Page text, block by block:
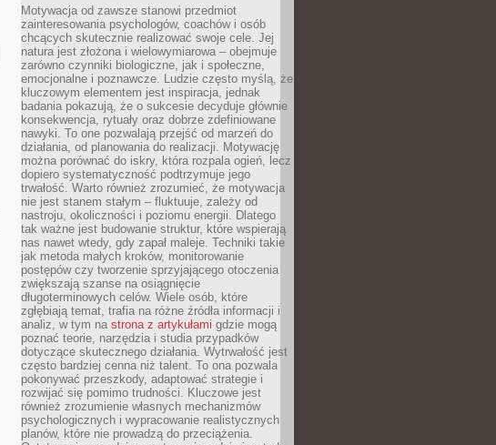
Motywacja od zawsze stanowi przedmiot
zainteresowania psychologów, coachów i osób
chcących skutecznie realizować swoje cele. Jej
natura jest złożona i wielowymiarowa – obejmuje
zarówno czynniki biologiczne, jak i społeczne,
emocjonalne i poznawcze. Ludzie często myślą, że
kluczowym elementem jest inspiracja, jednak
badania pokazują, że o sukcesie decyduje głównie
konsekwencja, rytuały oraz dobrze zdefiniowane
nawyki. To one pozwalają przejść od marzeń do
działania, od planowania do realizacji. Motywację
można porównać do iskry, która rozpala ogień, lecz
dopiero systematyczność podtrzymuje jego
trwałość. Warto również zrozumieć, że motywacja
nie jest stanem stałym – fluktuuje, zależy od
nastroju, okoliczności i poziomu energii. Dlatego
tak ważne jest budowanie struktur, które wspierają
nas nawet wtedy, gdy zapał maleje. Techniki takie
jak metoda małych kroków, monitorowanie
postępów czy tworzenie sprzyjającego otoczenia
zwiększają szanse na osiągnięcie
długoterminowych celów. Wiele osób, które
zgłębiają temat, trafia na różne źródła informacji i
analiz, w tym na strona z artykułami gdzie mogą
poznać teorie, narzędzia i studia przypadków
dotyczące skutecznego działania. Wytrwałość jest
często bardziej cenna niż talent. To ona pozwala
pokonywać przeszkody, adaptować strategie i
rozwijać się pomimo trudności. Kluczowe jest
również zrozumienie własnych mechanizmów
psychologicznych i wypracowanie realistycznych
planów, które nie prowadzą do przeciążenia.